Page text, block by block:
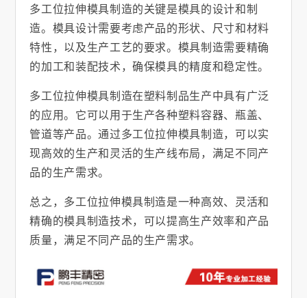
多工位拉伸模具制造的关键是模具的设计和制
造。模具设计需要考虑产品的形状、尺寸和材料
特性，以及生产工艺的要求。模具制造需要精确
的加工和装配技术，确保模具的精度和稳定性。
多工位拉伸模具制造在塑料制品生产中具有广泛
的应用。它可以用于生产各种塑料容器、瓶盖、
管道等产品。通过多工位拉伸模具制造，可以实
现高效的生产和灵活的生产线布局，满足不同产
品的生产需求。
总之，多工位拉伸模具制造是一种高效、灵活和
精确的模具制造技术，可以提高生产效率和产品
质量，满足不同产品的生产需求。